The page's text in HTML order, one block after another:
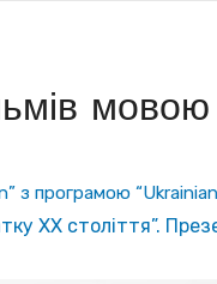
мовою
з програмою
ХХ століття”.